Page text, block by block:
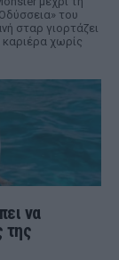
του
σταρ γιορτάζει
καριέρα χωρίς
να
της